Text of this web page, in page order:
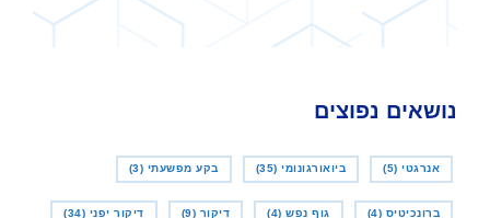
נושאים נפוצים
אנרגטי (5) ביואורגונומי (35) בקע מפשעתי (3)
ברונכיטיס (4) גוף נפש (4) דיקור (9) דיקור יפני (34)